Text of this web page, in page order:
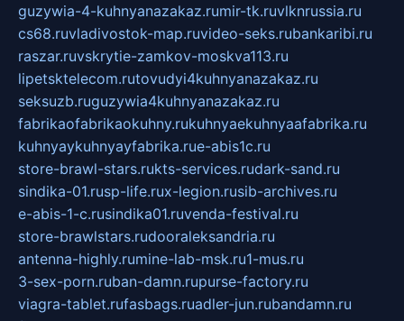
guzywia-4-kuhnyanazakaz.rumir-tk.ruvlknrussia.ru
cs68.ruvladivostok-map.ruvideo-seks.rubankaribi.ru
raszar.ruvskrytie-zamkov-moskva113.ru
lipetsktelecom.rutovudyi4kuhnyanazakaz.ru
seksuzb.ruguzywia4kuhnyanazakaz.ru
fabrikaofabrikaokuhny.rukuhnyaekuhnyaafabrika.ru
kuhnyaykuhnyayfabrika.rue-abis1c.ru
store-brawl-stars.rukts-services.rudark-sand.ru
sindika-01.rusp-life.rux-legion.rusib-archives.ru
e-abis-1-c.rusindika01.ruvenda-festival.ru
store-brawlstars.rudooraleksandria.ru
antenna-highly.rumine-lab-msk.ru1-mus.ru
3-sex-porn.ruban-damn.rupurse-factory.ru
viagra-tablet.rufasbags.ruadler-jun.rubandamn.ru